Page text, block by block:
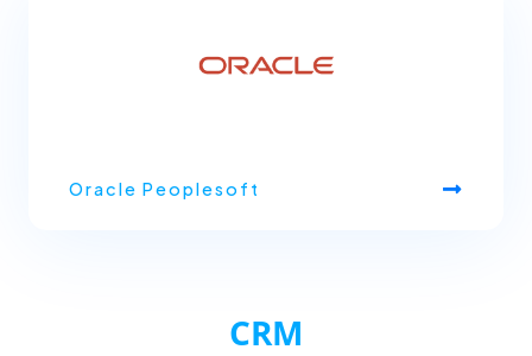
Oracle Peoplesoft
CRM